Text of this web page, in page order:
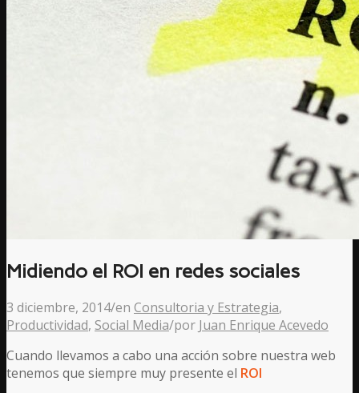
Midiendo el ROI en redes sociales
3 diciembre, 2014/en Consultoria y Estrategia,
Productividad, Social Media/por Juan Enrique Acevedo
Cuando llevamos a cabo una acción sobre nuestra web
tenemos que siempre muy presente el ROI